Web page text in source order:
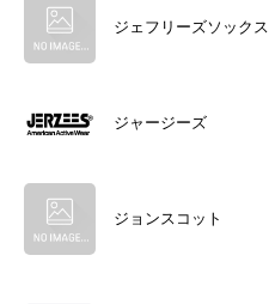
ジェフリーズソックス
ジャージーズ
ジョンスコット